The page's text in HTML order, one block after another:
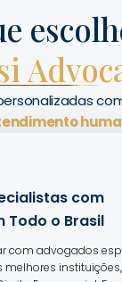
com
Todo o Brasil
com advogados